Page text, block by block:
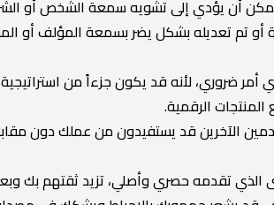
أن يؤدي إلى تشويه سمعة الشخص أو
أو تم تعديله بشكل يضر بسمعة المؤلف أو
ضروري، لأنه قد يكون جزءاً من استراتيجية
الرقمية.
الآخرين قد يستفيدون من عملك دون
تقدمه حصري وأصلي، تزيد ثقتهم بك